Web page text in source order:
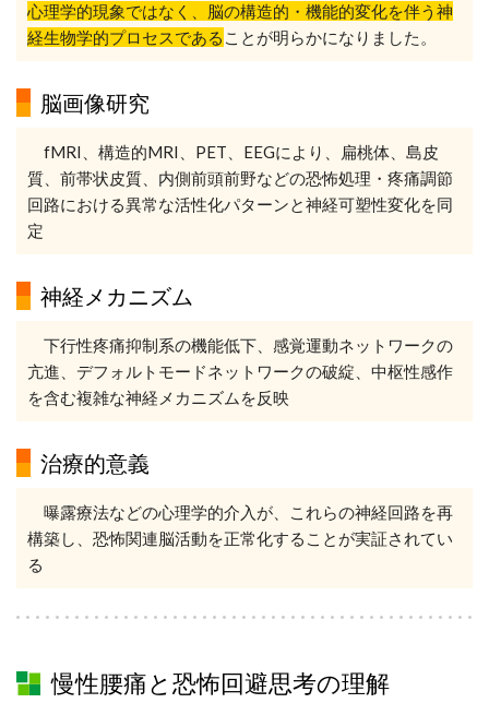
心理学的現象ではなく、脳の構造的・機能的変化を伴う神
経生物学的プロセスである ことが明らかになりました。
脳画像研究
fMRI、構造的MRI、PET、EEGにより、扁桃体、島皮
質、前帯状皮質、内側前頭前野などの恐怖処理・疼痛調節
回路における異常な活性化パターンと神経可塑性変化を同
定
神経メカニズム
下行性疼痛抑制系の機能低下、感覚運動ネットワークの
亢進、デフォルトモードネットワークの破綻、中枢性感作
を含む複雑な神経メカニズムを反映
治療的意義
曝露療法などの心理学的介入が、これらの神経回路を再
構築し、恐怖関連脳活動を正常化することが実証されてい
る
慢性腰痛と恐怖回避思考の理解